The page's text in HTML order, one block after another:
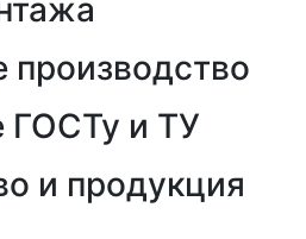
производство
ГОСТу и ТУ
и продукция